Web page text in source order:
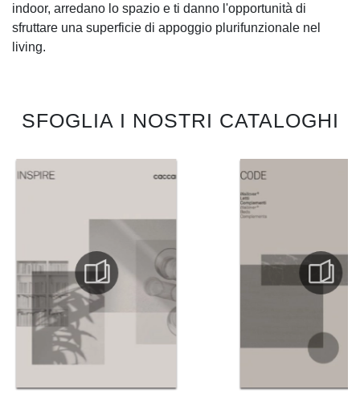
indoor, arredano lo spazio e ti danno l'opportunità di
sfruttare una superficie di appoggio plurifunzionale nel
living.
SFOGLIA I NOSTRI CATALOGHI